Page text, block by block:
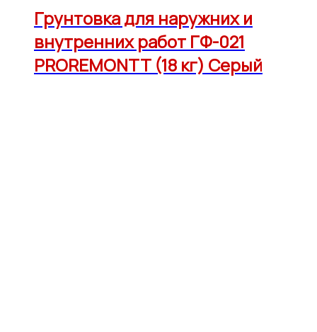
Грунтовка для наружних и
внутренних работ ГФ-021
PROREMONTT (18 кг) Серый